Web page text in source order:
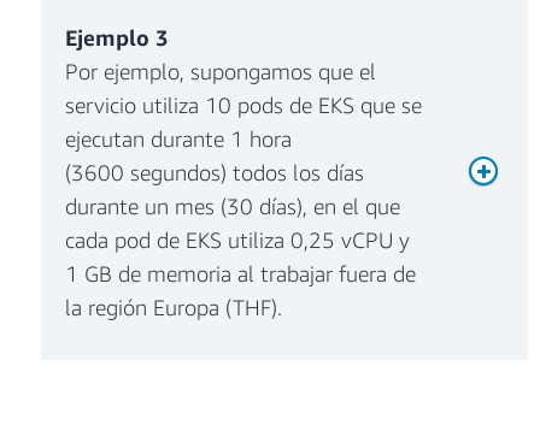
Ejemplo 3
Por ejemplo, supongamos que el
servicio utiliza 10 pods de EKS que se
ejecutan durante 1 hora
(3600 segundos) todos los días
durante un mes (30 días), en el que
cada pod de EKS utiliza 0,25 vCPU y
1 GB de memoria al trabajar fuera de
la región Europa (THF).